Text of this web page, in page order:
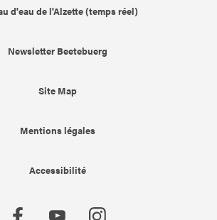
d'eau de l'Alzette (temps réel)
Newsletter Beetebuerg
Site Map
Mentions légales
Accessibilité